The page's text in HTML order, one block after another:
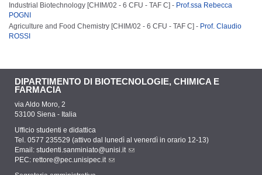
Industrial Biotechnology [CHIM/02 - 6 CFU - TAF C] - Prof.ssa Rebecca
POGNI
Agriculture and Food Chemistry [CHIM/02 - 6 CFU - TAF C] - Prof. Claudio
ROSSI
DIPARTIMENTO DI BIOTECNOLOGIE, CHIMICA E
FARMACIA
via Aldo Moro, 2
53100 Siena - Italia
Ufficio studenti e didattica
Tel. 0577 235529 (attivo dal lunedì al venerdì in orario 12-13)
Email: studenti.sanminiato@unisi.it
PEC: rettore@pec.unisipec.it